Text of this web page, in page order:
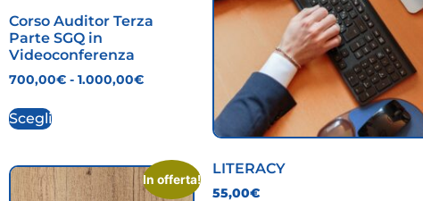
Corso Auditor Terza
Parte SGQ in
Videoconferenza
700,00€ - 1.000,00€
Scegli
In offerta!
LITERACY
55,00€